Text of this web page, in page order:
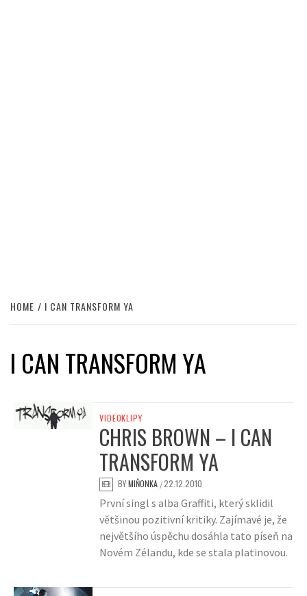
HOME I CAN TRANSFORM YA
I CAN TRANSFORM YA
VIDEOKLIPY
CHRIS BROWN – I CAN
TRANSFORM YA
BYMIŇONKA /22.12.2010
První singl s alba Graffiti, který sklidil
většinou pozitivní kritiky. Zajímavé je, že
největšího úspěchu dosáhla tato píseň na
Novém Zélandu, kde se stala platinovou.